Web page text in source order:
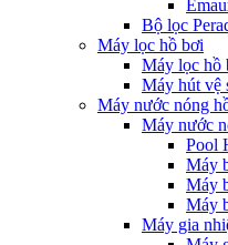
Bộ lọc
Máy lọc hồ bơi
Máy lọc hồ
Máy hút vệ
Máy nước nóng
Máy nước
Pool
Máy
Máy
Máy
Máy gia